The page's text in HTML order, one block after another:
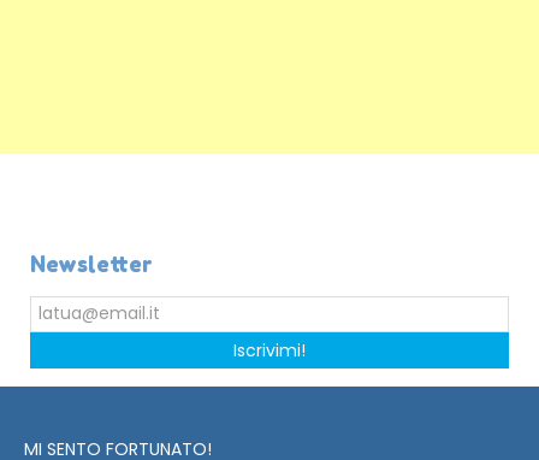
Newsletter
Iscrivimi!
MI SENTO FORTUNATO!